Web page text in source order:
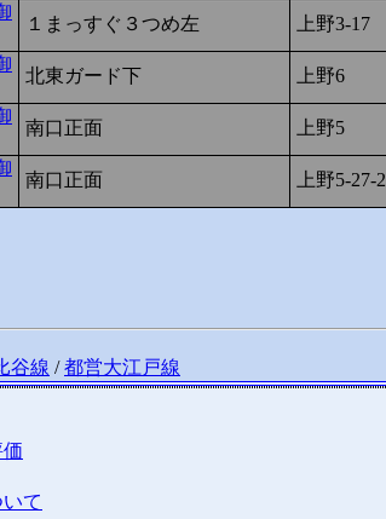
１まっすぐ３つめ左 上野3-17
北東ガード下 上野6
南口正面 上野5
南口正面 上野5-27-2
谷線 /都営大江戸線
て